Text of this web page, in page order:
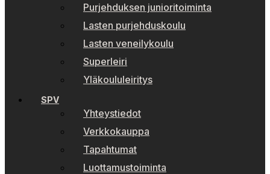
Purjehduksen junioritoiminta
Lasten purjehduskoulu
Lasten veneilykoulu
Superleiri
Yläkoululeiritys
SPV
Yhteystiedot
Verkkokauppa
Tapahtumat
Luottamustoiminta